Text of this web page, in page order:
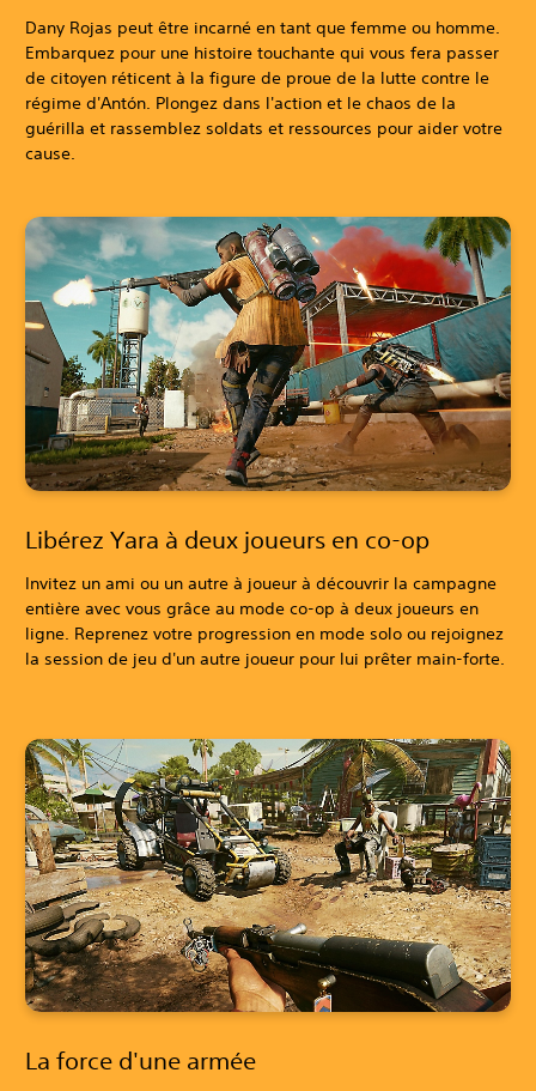
Dany Rojas peut être incarné en tant que femme ou homme.
Embarquez pour une histoire touchante qui vous fera passer
de citoyen réticent à la figure de proue de la lutte contre le
régime d'Antón. Plongez dans l'action et le chaos de la
guérilla et rassemblez soldats et ressources pour aider votre
cause.
Libérez Yara à deux joueurs en co-op
Invitez un ami ou un autre à joueur à découvrir la campagne
entière avec vous grâce au mode co-op à deux joueurs en
ligne. Reprenez votre progression en mode solo ou rejoignez
la session de jeu d'un autre joueur pour lui prêter main-forte.
La force d'une armée